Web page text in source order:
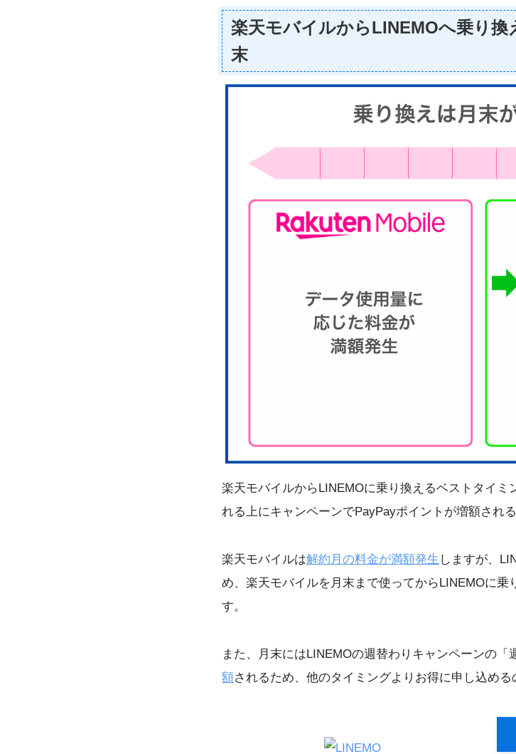
楽天モバイルからLINEMOへ乗り換
末
楽天モバイルからLINEMOに乗り換えるベストタイミ
れる上にキャンペーンでPayPayポイントが増額される
楽天モバイルは解約月の料金が満額発生 しますが、
め、楽天モバイルを月末まで使ってからLINEMOに乗
す。
また、月末にはLINEMOの週替わりキャンペーンの「
額されるため、他のタイミングよりお得に申し込める